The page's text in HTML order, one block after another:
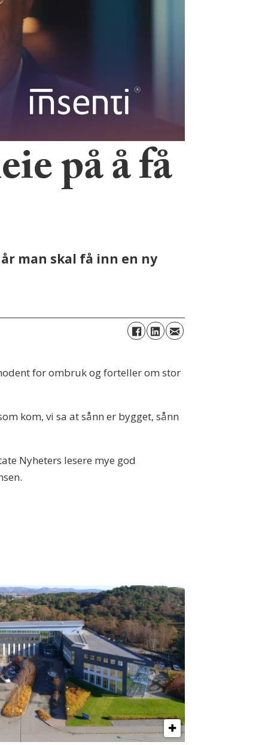
på å få
man skal få inn en ny
for ombruk og forteller om stor
kom, vi sa at sånn er bygget, sånn
Nyheters lesere mye god